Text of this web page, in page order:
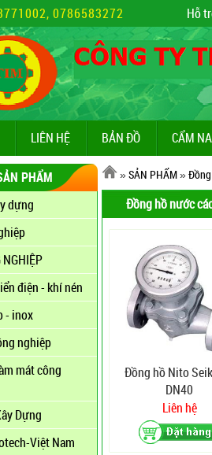
0786583272 Hỗ
LIÊN HỆ BẢN ĐỒ CẨM
PHẨM
dựng
NGHIỆP
điện - khí nén
- inox
nghiệp
mát công
Dựng
Việt Nam
»SẢN PHẨM»
Đồng hồ nước
Đồng hồ Nito
DN40
Liên hệ